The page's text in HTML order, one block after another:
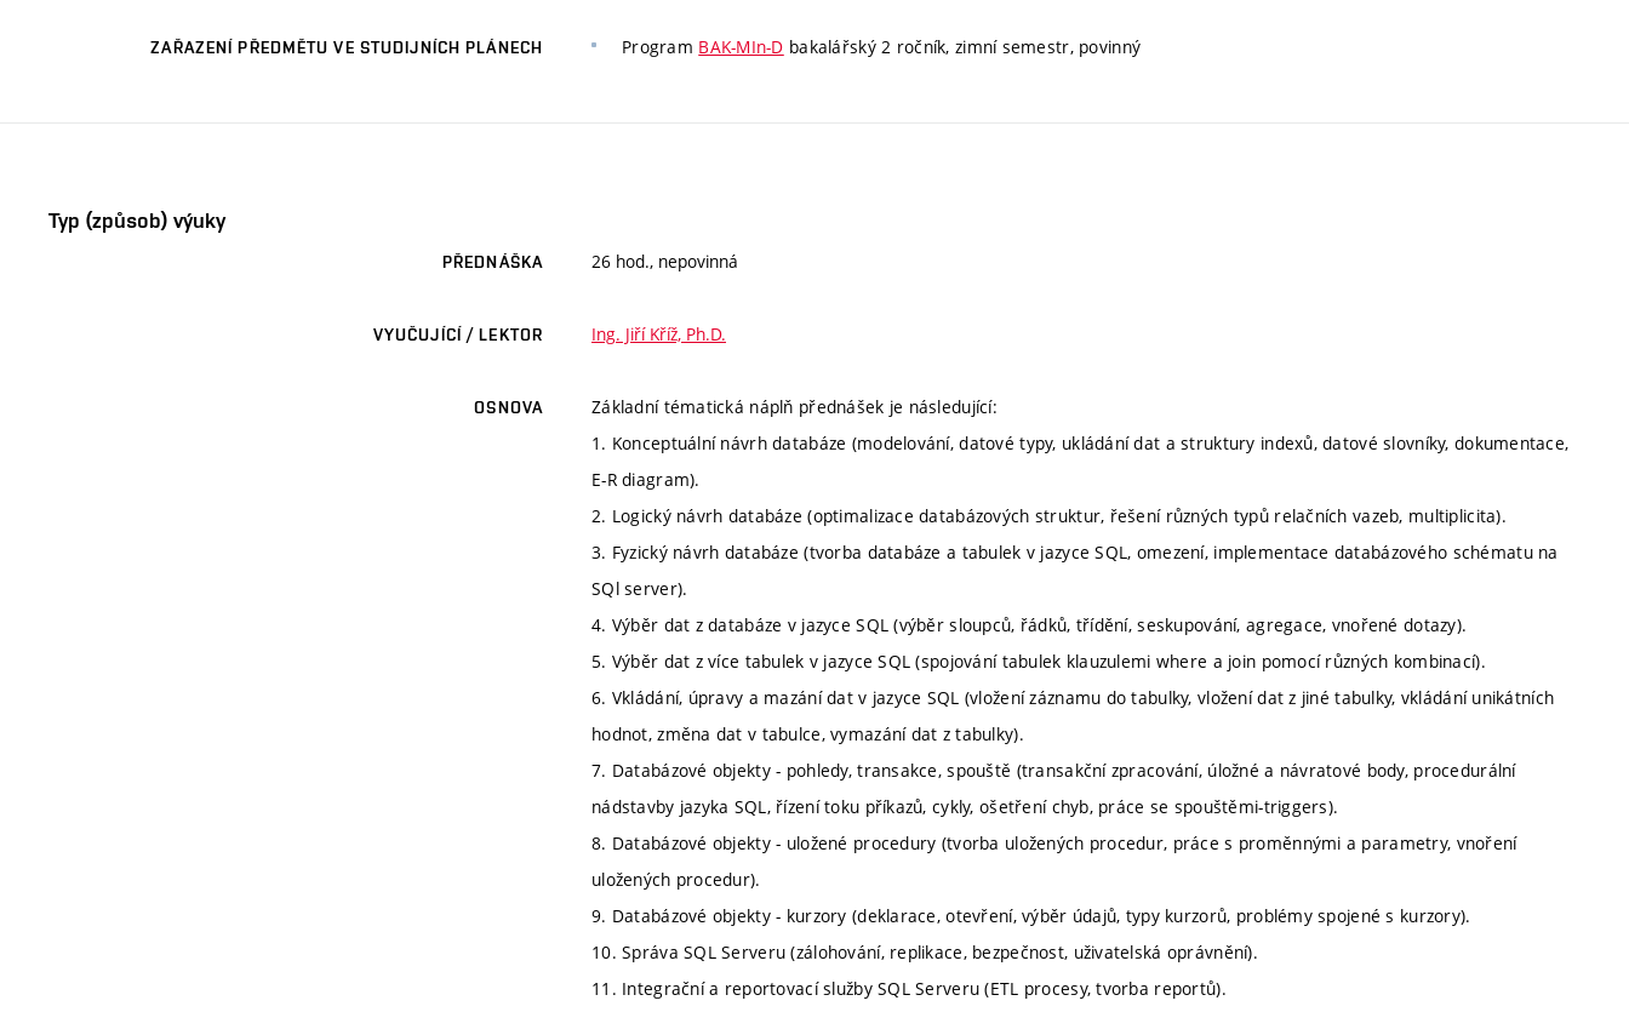
ZAŘAZENÍ PŘEDMĚTU VE STUDIJNÍCH PLÁNECH Program BAK-MIn-D bakalářský 2 ročník, zimní semestr, povinný
Typ (způsob) výuky
PŘEDNÁŠKA 26 hod., nepovinná
VYUČUJÍCÍ / LEKTOR Ing. Jiří Kříž, Ph.D.
OSNOVA
Základní tématická náplň přednášek je následující:
1. Konceptuální návrh databáze (modelování, datové typy, ukládání dat a struktury indexů, datové slovníky, dokumentace,
E-R diagram).
2. Logický návrh databáze (optimalizace databázových struktur, řešení různých typů relačních vazeb, multiplicita).
3. Fyzický návrh databáze (tvorba databáze a tabulek v jazyce SQL, omezení, implementace databázového schématu na
SQl server).
4. Výběr dat z databáze v jazyce SQL (výběr sloupců, řádků, třídění, seskupování, agregace, vnořené dotazy).
5. Výběr dat z více tabulek v jazyce SQL (spojování tabulek klauzulemi where a join pomocí různých kombinací).
6. Vkládání, úpravy a mazání dat v jazyce SQL (vložení záznamu do tabulky, vložení dat z jiné tabulky, vkládání unikátních
hodnot, změna dat v tabulce, vymazání dat z tabulky).
7. Databázové objekty - pohledy, transakce, spouště (transakční zpracování, úložné a návratové body, procedurální
nádstavby jazyka SQL, řízení toku příkazů, cykly, ošetření chyb, práce se spouštěmi-triggers).
8. Databázové objekty - uložené procedury (tvorba uložených procedur, práce s proměnnými a parametry, vnoření
uložených procedur).
9. Databázové objekty - kurzory (deklarace, otevření, výběr údajů, typy kurzorů, problémy spojené s kurzory).
10. Správa SQL Serveru (zálohování, replikace, bezpečnost, uživatelská oprávnění).
11. Integrační a reportovací služby SQL Serveru (ETL procesy, tvorba reportů).